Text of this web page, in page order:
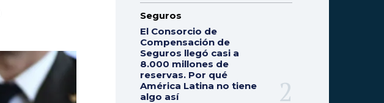
Seguros
El Consorcio de
Compensación de
Seguros llegó casi a
8.000 millones de
reservas. Por qué
América Latina no tiene
algo así